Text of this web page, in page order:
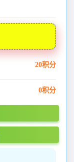
20积分
0积分